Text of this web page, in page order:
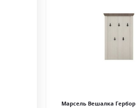
Марсель Вешалка Гербор